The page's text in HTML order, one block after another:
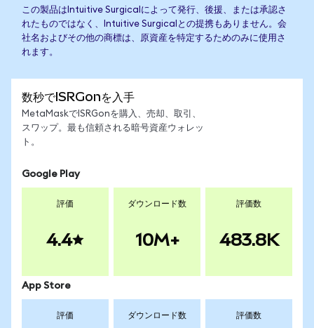
この製品はIntuitive Surgicalによって発行、後援、または承認さ
れたものではなく、Intuitive Surgicalとの提携もありません。会
社名およびその他の商標は、原資産を特定するためのみに使用さ
れます。
数秒でISRGonを入手
MetaMaskでISRGonを購入、売却、取引、
スワップ。最も信頼される暗号資産ウォレッ
ト。
Google Play
評価
4.4
ダウンロード数
10M+
評価数
483.8K
App Store
評価 ダウンロード数 評価数